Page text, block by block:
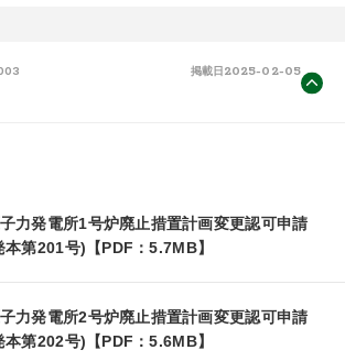
掲載日 2025-02-05
力発電所1号炉廃止措置計画変更認可申請
本第201号)【PDF：5.7MB】
力発電所2号炉廃止措置計画変更認可申請
本第202号)【PDF：5.6MB】